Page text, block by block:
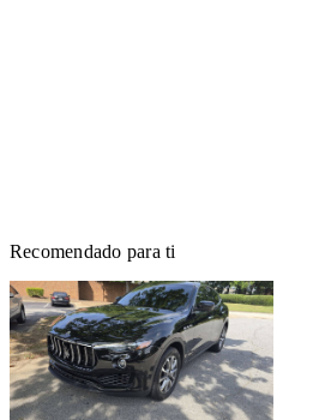
Recomendado para ti